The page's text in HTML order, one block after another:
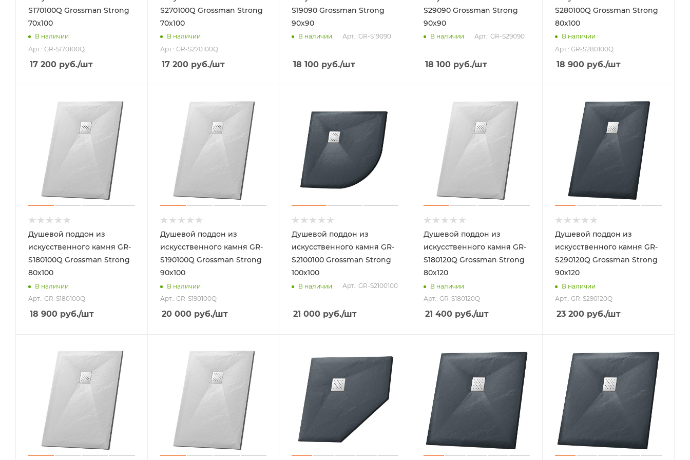
S170100Q Grossman Strong
70х100
В наличии
Арт.: GR-S170100Q
17 200 руб./шт
S270100Q Grossman Strong
70х100
В наличии
Арт.: GR-S270100Q
17 200руб./шт
S19090 Grossman Strong
90х90
В наличии Арт.: GR-S19090
18 100 руб./шт
S29090 Grossman Strong
90х90
В наличии Арт.: GR-S29090
18 100руб./шт
S280100Q Grossman Strong
80х100
В наличии
Арт.: GR-S280100Q
18 900 руб./шт
Душевой поддон из
искусственного камня GR-
S180100Q Grossman Strong
80х100
В наличии
Арт.: GR-S180100Q
18 900 руб./шт
Душевой поддон из
искусственного камня GR-
S190100Q Grossman Strong
90х100
В наличии
Арт.: GR-S190100Q
20 000руб./шт
Душевой поддон из
искусственного камня GR-
S2100100 Grossman Strong
100х100
В наличии Арт.: GR-S2100100
21 000 руб./шт
Душевой поддон из
искусственного камня GR-
S180120Q Grossman Strong
80х120
В наличии
Арт.: GR-S180120Q
21 400руб./шт
Душевой поддон из
искусственного камня GR-
S290120Q Grossman Strong
90х120
В наличии
Арт.: GR-S290120Q
23 200 руб./шт